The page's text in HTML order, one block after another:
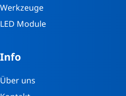
Werkzeuge
LED Module
Info
Über uns